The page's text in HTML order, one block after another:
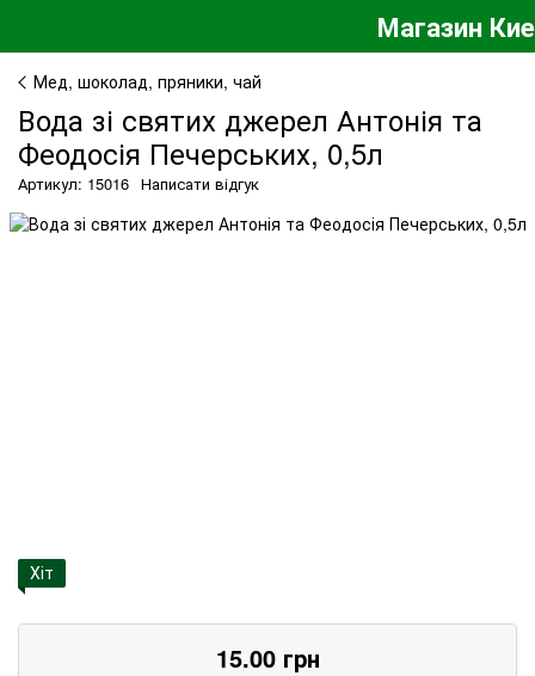
Магазин
Мед, шоколад, пряники, чай
Вода зі святих джерел Антонія та
Феодосія Печерських, 0,5л
Артикул: 15016 Написати відгук
Хіт
15.00 грн